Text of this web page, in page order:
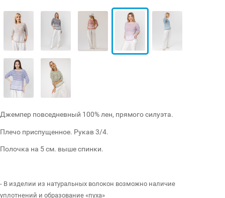
Джемпер повседневный 100% лен, прямого силуэта.
Плечо приспущенное. Рукав 3/4.
Полочка на 5 см. выше спинки.
- В изделии из натуральных волокон возможно наличие
уплотнений и образование «пуха»